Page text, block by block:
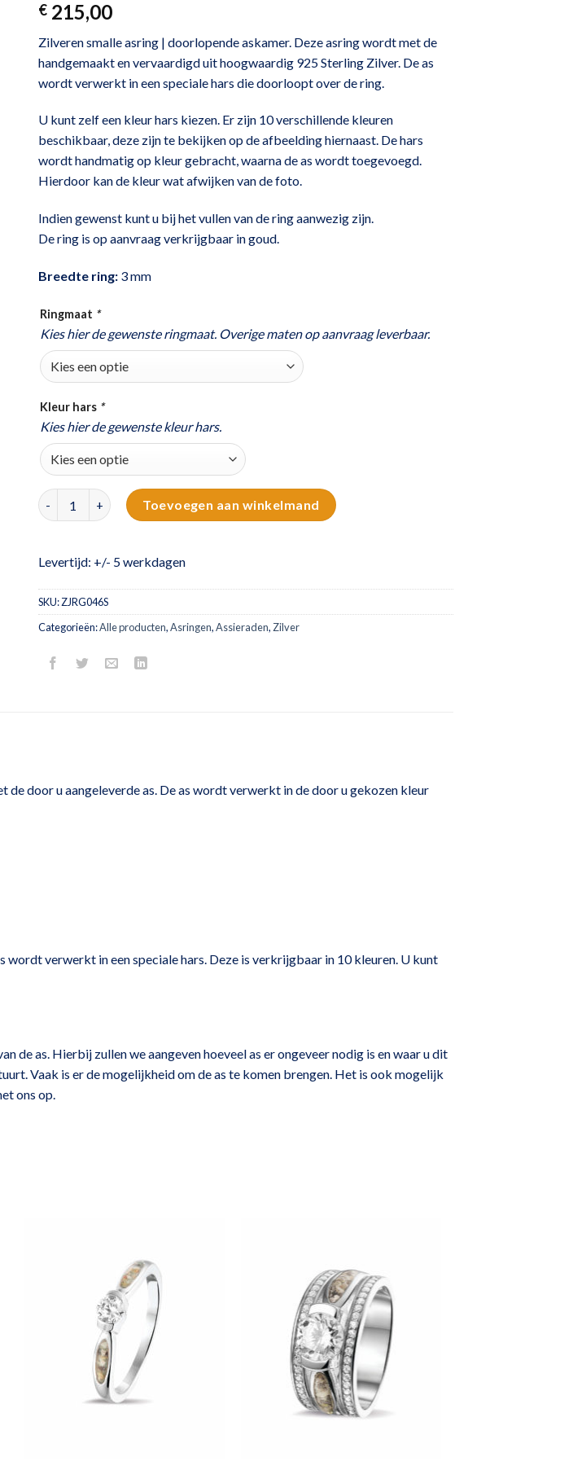
gebaseerd
opklant
€ 215,00
Zilveren smalle asring | doorlopende askamer. Deze asring wordt met de
handgemaakt en vervaardigd uit hoogwaardig 925 Sterling Zilver. De as
wordt verwerkt in een speciale hars die doorloopt over de ring.
U kunt zelf een kleur hars kiezen. Er zijn 10 verschillende kleuren
beschikbaar, deze zijn te bekijken op de afbeelding hiernaast. De hars
wordt handmatig op kleur gebracht, waarna de as wordt toegevoegd.
Hierdoor kan de kleur wat afwijken van de foto.
Indien gewenst kunt u bij het vullen van de ring aanwezig zijn.
De ring is op aanvraag verkrijgbaar in goud.
Breedte ring: 3 mm
Ringmaat *
Kies hier de gewenste ringmaat. Overige maten op aanvraag leverbaar.
Kleur hars *
Kies hier de gewenste kleur hars.
Zilveren smalle asring | doorlopende askamer aantal
Toevoegen aan winkelmand
Levertijd: +/- 5 werkdagen
SKU:ZJRG046S
Categorieën:Alle producten,Asringen,Assieraden, Zilver
door u aangeleverde as. De as wordt verwerkt in de door u gekozen kleur
verwerkt in een speciale hars. Deze is verkrijgbaar in 10 kleuren. U kunt
de as. Hierbij zullen we aangeven hoeveel as er ongeveer nodig is en waar u dit
Vaak is er de mogelijkheid om de as te komen brengen. Het is ook mogelijk
ons op.